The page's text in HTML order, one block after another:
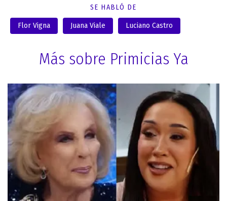
SE HABLÓ DE
Flor Vigna Juana Viale Luciano Castro
Más sobre Primicias Ya